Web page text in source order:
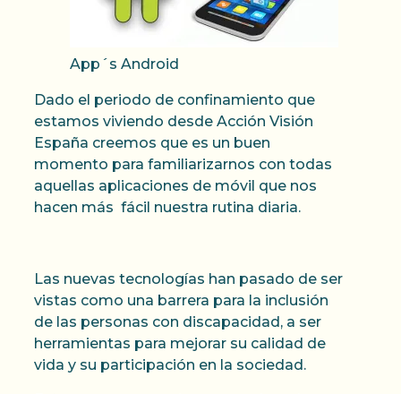
App´s Android
Dado el periodo de confinamiento que
estamos viviendo desde Acción Visión
España creemos que es un buen
momento para familiarizarnos con todas
aquellas aplicaciones de móvil que nos
hacen más fácil nuestra rutina diaria.
Las nuevas tecnologías han pasado de ser
vistas como una barrera para la inclusión
de las personas con discapacidad, a ser
herramientas para mejorar su calidad de
vida y su participación en la sociedad.